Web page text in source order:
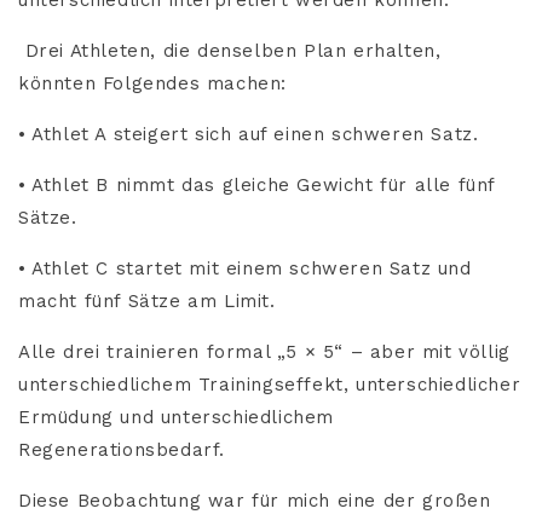
Drei Athleten, die denselben Plan erhalten,
könnten Folgendes machen:
• Athlet A steigert sich auf einen schweren Satz.
• Athlet B nimmt das gleiche Gewicht für alle fünf
Sätze.
• Athlet C startet mit einem schweren Satz und
macht fünf Sätze am Limit.
Alle drei trainieren formal „5 × 5“ – aber mit völlig
unterschiedlichem Trainingseffekt, unterschiedlicher
Ermüdung und unterschiedlichem
Regenerationsbedarf.
Diese Beobachtung war für mich eine der großen